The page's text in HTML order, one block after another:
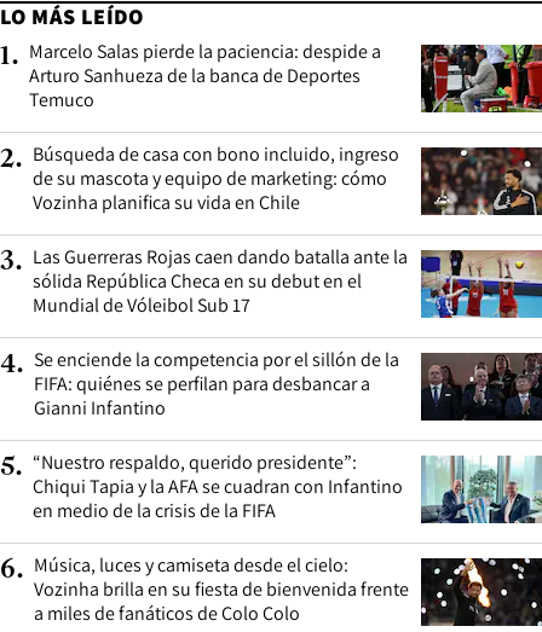
LO MÁS LEÍDO
1. Marcelo Salas pierde la paciencia: despide a
Arturo Sanhueza de la banca de Deportes
Temuco
2. Búsqueda de casa con bono incluido, ingreso
de su mascota y equipo de marketing: cómo
Vozinha planifica su vida en Chile
3. Las Guerreras Rojas caen dando batalla ante la
sólida República Checa en su debut en el
Mundial de Vóleibol Sub 17
4. Se enciende la competencia por el sillón de la
FIFA: quiénes se perfilan para desbancar a
Gianni Infantino
5. “Nuestro respaldo, querido presidente”:
Chiqui Tapia y la AFA se cuadran con Infantino
en medio de la crisis de la FIFA
6. Música, luces y camiseta desde el cielo:
Vozinha brilla en su fiesta de bienvenida frente
a miles de fanáticos de Colo Colo